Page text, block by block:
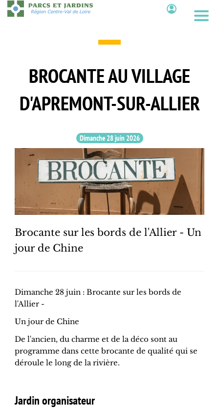
Aller
au
BROCANTE AU VILLAGE
D'APREMONT-SUR-ALLIER
Dimanche 28 juin 2026
Brocante sur les bords de l'Allier - Un
jour de Chine
Dimanche 28 juin : Brocante sur les bords de
l'Allier -
Un jour de Chine
De l'ancien, du charme et de la déco sont au
programme dans cette brocante de qualité qui se
déroule le long de la rivière.
Jardin organisateur